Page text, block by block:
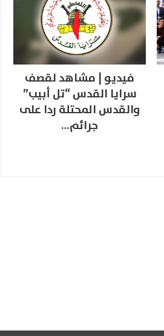
فيديو | مشاهد لقصف
سرايا القدس “تل أبيب”
والقدس المحتلة ردا على
جرائم…